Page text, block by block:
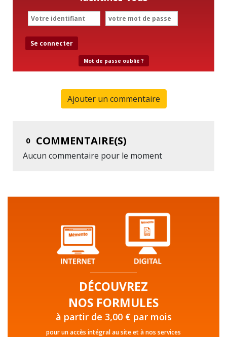
Se connecter
Mot de passe oublié ?
Ajouter un commentaire
0 COMMENTAIRE(S)
Aucun commentaire pour le moment
DÉCOUVREZ
NOS FORMULES
à partir de 3,00 € par mois
pour un accès intégral au site et à nos services